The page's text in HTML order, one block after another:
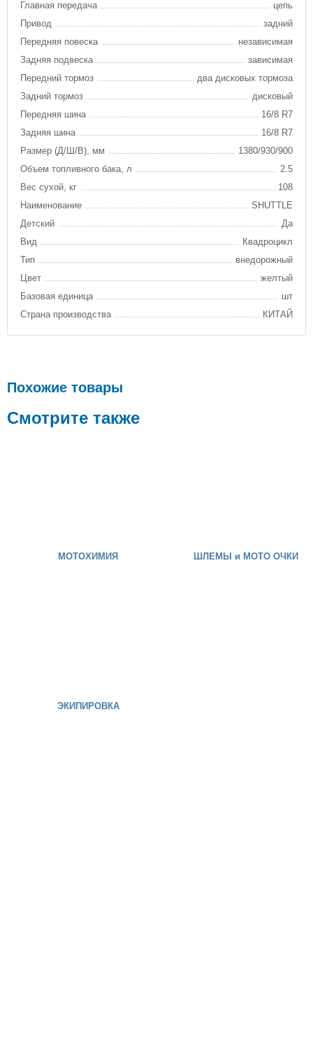
Главная передача
цепь
Привод
задний
Передняя повеска
независимая
Задняя подвеска
зависимая
Передний тормоз
два дисковых тормоза
Задний тормоз
дисковый
Передняя шина
16/8 R7
Задняя шина
16/8 R7
Размер (Д/Ш/В), мм
1380/930/900
Объем топливного бака, л
2.5
Вес сухой, кг
108
Наименование
SHUTTLE
Детский
Да
Вид
Квадроцикл
Тип
внедорожный
Цвет
желтый
Базовая единица
шт
Страна производства
КИТАЙ
Похожие товары
Смотрите также
МОТОХИМИЯ ШЛЕМЫ и МОТО ОЧКИ
ЭКИПИРОВКА